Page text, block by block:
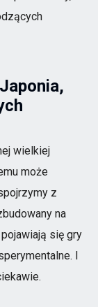
wielkiej
może
z
na
się gry
I